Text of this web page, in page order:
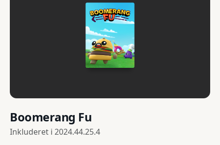
Boomerang Fu
Inkluderet i 2024.44.25.4